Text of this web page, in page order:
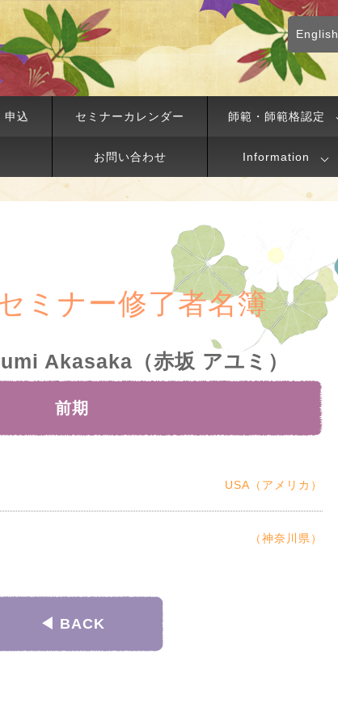
English
申込 セミナーカレンダー 師範・師範格認定
お問い合わせ Information
ミナー修了者名簿
Akasaka（赤坂 アユミ）
前期
USA（アメリカ）
（神奈川県）
◀︎ BACK